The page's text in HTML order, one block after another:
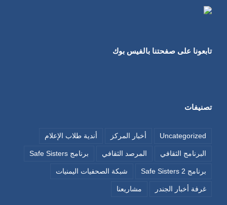
تابعونا على صفحتنا بالفيس بوك
تصنيفات
Uncategorized أخبار المركز أندية طلاب الإعلام
البرنامج الثقافي المرصد الثقافي برنامج Safe Sisters
برنامج Safe Sisters 2 شبكة الصحفيات اليمنيات
غرفة أخبار الجندر مشاريعنا